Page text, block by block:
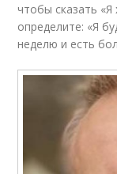
чтобы сказать
определите: «Я
неделю и есть